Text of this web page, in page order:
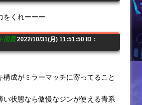
をくれーーー
団員2022/10/31(月) 11:51:50 ID：
構成がミラーマッチに寄ってること
い状態なら傲慢なジンが使える青系